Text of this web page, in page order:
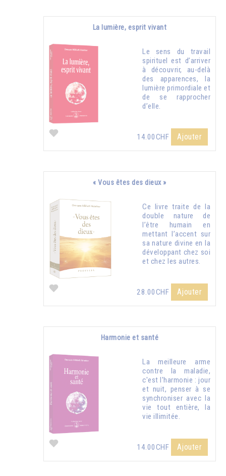
La lumière, esprit vivant
Le sens du travail
spirituel est d’arriver
à découvrir, au-delà
des apparences, la
lumière primordiale et
de se rapprocher
d’elle.
14.00CHF Ajouter
« Vous êtes des dieux »
Ce livre traite de la
double nature de
l’être humain en
mettant l’accent sur
sa nature divine en la
développant chez soi
et chez les autres.
28.00CHF Ajouter
Harmonie et santé
La meilleure arme
contre la maladie,
c'est l'harmonie : jour
et nuit, penser à se
synchroniser avec la
vie tout entière, la
vie illimitée.
14.00CHF Ajouter